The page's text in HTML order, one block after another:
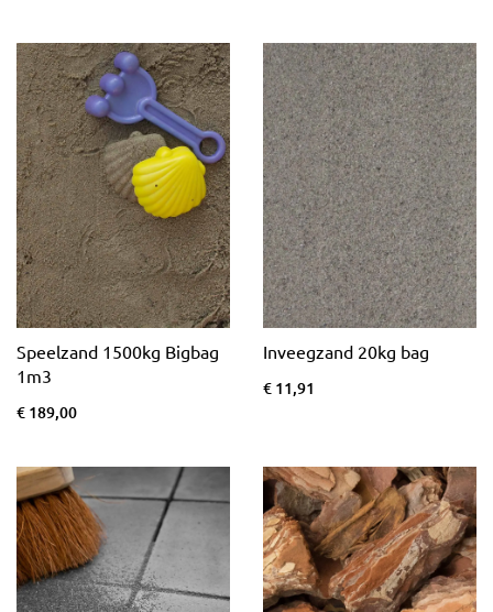
Speelzand 1500kg Bigbag
1m3
€ 189,00
Inveegzand 20kg bag
€ 11,91